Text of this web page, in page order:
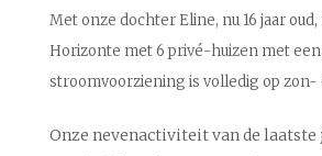
Met onze dochter Eline, nu 16 jaar
Horizonte met 6 privé-huizen met
stroomvoorziening is volledig op zon-
Onze nevenactiviteit van de laatste